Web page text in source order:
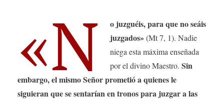
«N
o juzguéis, para que no seáis
juzgados»(Mt 7, 1). Nadie
niega esta máxima enseñada
por el divino Maestro. Sin
embargo, el mismo Señor prometió a quienes le
siguieran que se sentarían en tronos para juzgar a las